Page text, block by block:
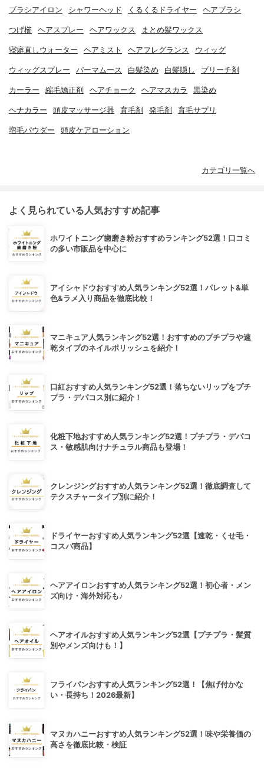
ブラシアイロン シャワーヘッド くるくるドライヤー ヘアブラシ
つげ櫛 ヘアスプレー ヘアワックス まとめ髪ワックス
寝癖直しウォーター ヘアミスト ヘアフレグランス ウィッグ
ウィッグスプレー パーマムース 白髪染め 白髪隠し ブリーチ剤
カーラー 縮毛矯正剤 ヘアチョーク ヘアマスカラ 黒染め
ヘナカラー 頭皮マッサージ器 育毛剤 発毛剤 育毛サプリ
増毛パウダー 頭皮ケアローション
カテゴリ一覧へ
よく見られている人気おすすめ記事
ホワイトニング歯磨き粉おすすめランキング52選！口コミ
の多い市販品を中心に
アイシャドウおすすめ人気ランキング52選！パレット&単
色&ラメ入り商品を徹底比較！
マニキュア人気ランキング52選！おすすめのプチプラや速
乾タイプのネイルポリッシュを紹介！
口紅おすすめ人気ランキング52選！落ちないリップをプチ
プラ・デパコス別に紹介！
化粧下地おすすめ人気ランキング52選！プチプラ・デパコ
ス・敏感肌向けナチュラル商品も登場！
クレンジングおすすめ人気ランキング52選！徹底調査して
テクスチャータイプ別に紹介！
ドライヤーおすすめ人気ランキング52選【速乾・くせ毛・
コスパ商品】
ヘアアイロンおすすめ人気ランキング52選！初心者・メン
ズ向け・海外対応も♪
ヘアオイルおすすめ人気ランキング52選【プチプラ・髪質
別やメンズ向けも！】
フライパンおすすめ人気ランキング52選！【焦げ付かな
い・長持ち！2026最新】
マヌカハニーおすすめ人気ランキング52選！味や栄養価の
高さを徹底比較・検証